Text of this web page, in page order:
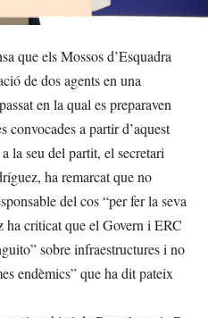
que els Mossos d’Esquadra
de dos agents en una
en la qual es preparaven
convocades a partir d’aquest
la seu del partit, el secretari
ha remarcat que no
del cos “per fer la seva
ha criticat que el Govern i ERC
sobre infraestructures i no
endèmics” que ha dit pateix